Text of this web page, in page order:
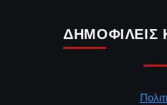
ΔΗΜΟΦΙΛΕΊΣ